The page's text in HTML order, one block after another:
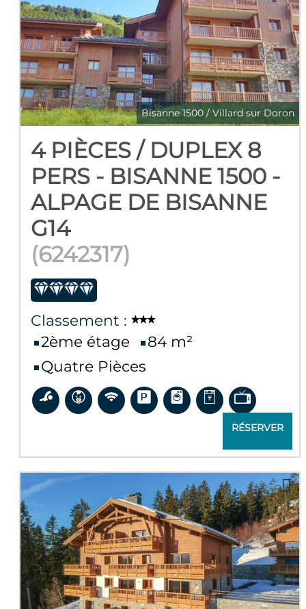
Bisanne 1500 / Villard sur Doron
4 PIÈCES / DUPLEX 8
PERS - BISANNE 1500 -
ALPAGE DE BISANNE
G14
(6242317)
Classement :
2ème étage
84 m²
Quatre Pièces
RÉSERVER